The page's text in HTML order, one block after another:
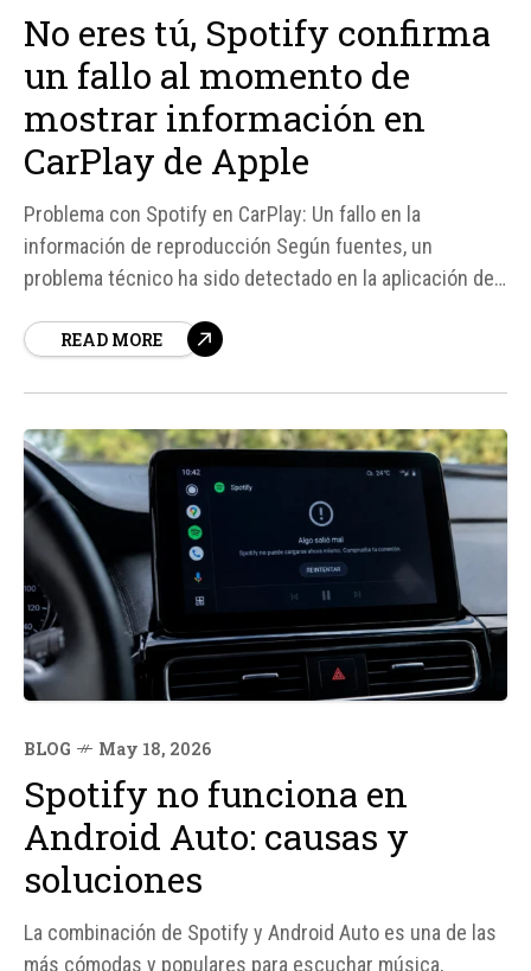
No eres tú, Spotify confirma
un fallo al momento de
mostrar información en
CarPlay de Apple
Problema con Spotify en CarPlay: Un fallo en la
información de reproducción Según fuentes, un
problema técnico ha sido detectado en la aplicación de
Apple que permite espejar la pantalla del iPhone en el
READ MORE
BLOG May 18, 2026
Spotify no funciona en
Android Auto: causas y
soluciones
La combinación de Spotify y Android Auto es una de las
más cómodas y populares para escuchar música,